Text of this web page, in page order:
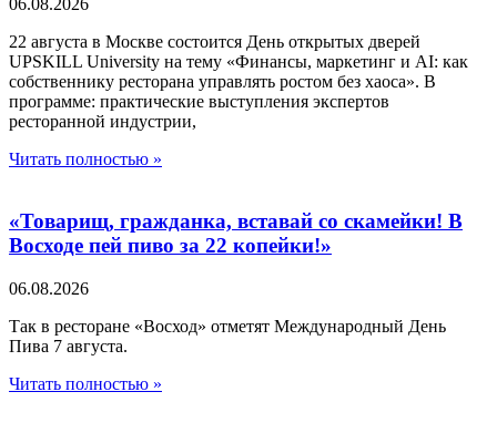
22 августа в Москве состоится День открытых дверей
UPSKILL University на тему «Финансы, маркетинг и AI: как
собственнику ресторана управлять ростом без хаоса». В
программе: практические выступления экспертов
ресторанной индустрии,
Читать полностью »
«Товарищ, гражданка, вставай со скамейки! В
Восходе пей пиво за 22 копейки!»
06.08.2026
Так в ресторане «Восход» отметят Международный День
Пива 7 августа.
Читать полностью »